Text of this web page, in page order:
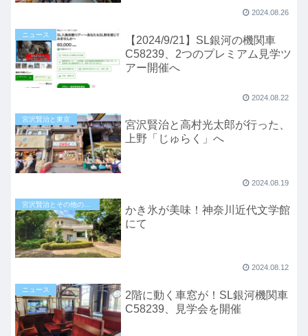
2024.08.26
ニュース
【2024/9/21】SL銀河の機関車
C58239、2つのプレミアム見学ツ
アー開催へ
2024.08.22
宮沢賢治と東京
宮沢賢治と高村光太郎が行った、
上野「じゅらく」へ
2024.08.19
かき氷が美味！神奈川近代文学館
にて
2024.08.12
ニュース
2階に動く車窓が！SL銀河機関車
C58239、見学会を開催